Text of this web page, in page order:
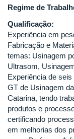
Regime de
Qualificação:
Experiência em
Fabricação e
temas: Usinagem
Ultrasom,
Experiência de
GT de Usinagem
Catarina, tendo
produtos e
certificando
em melhorias dos